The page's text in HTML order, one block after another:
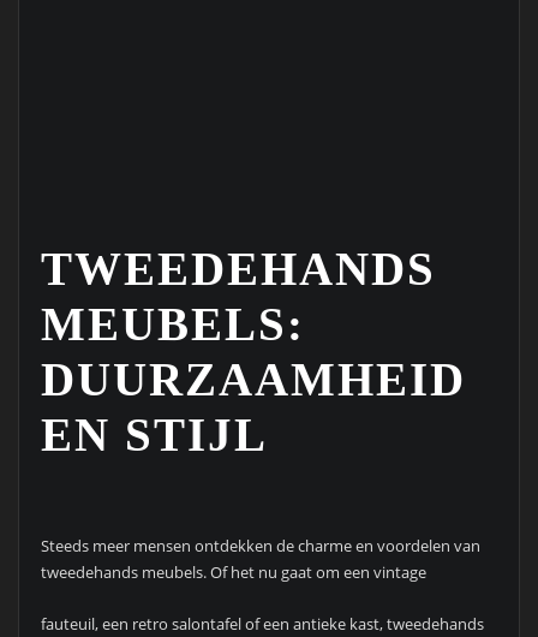
TWEEDEHANDS
MEUBELS:
DUURZAAMHEID
EN STIJL
Steeds meer mensen ontdekken de charme en voordelen van
tweedehands meubels. Of het nu gaat om een vintage
fauteuil, een retro salontafel of een antieke kast, tweedehands